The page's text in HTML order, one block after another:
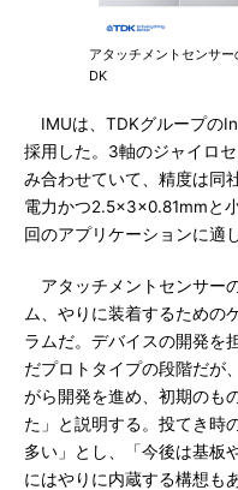
アタッチメントセンサ
DK
IMUは、TDKグループの
採用した。3軸のジャイロ
み合わせていて、精度は同
電力かつ2.5×3×0.81mmと
回のアプリケーションに適
アタッチメントセンサー
ム、やりに装着するための
ラムだ。デバイスの開発を
だプロトタイプの段階だが
がら開発を進め、初期のも
た」と説明する。投てき時
多い」とし、「今後は基板
にはやりに内蔵する構想も